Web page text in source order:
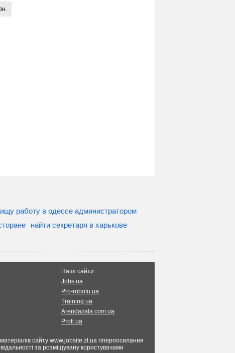
ищу работу в одессе администратором
найти секретаря в харькове
Наші сайти
Jobs.ua
Pro-robotu.ua
Training.ua
Arendazala.com.ua
Profi.ua
сайту www.jobsite.zt.ua гіперпосилання
за розміщувану користувачами